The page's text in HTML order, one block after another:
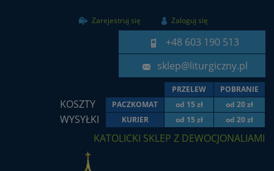
Zarejestruj się Zaloguj się
+48 603 190 513
sklep@liturgiczny.pl
PRZELEW POBRANIE
KOSZTY PACZKOMAT od 15 zł od 20 zł
WYSYŁKI KURIER od 15 zł od 20 zł
KATOLICKI SKLEP Z DEWOCJONALIAMI